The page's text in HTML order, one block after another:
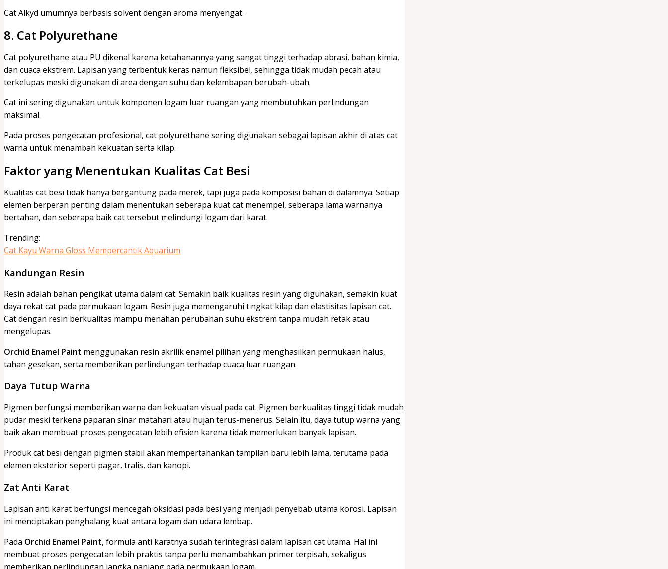
Cat Alkyd umumnya berbasis solvent dengan aroma menyengat.
8. Cat Polyurethane
Cat polyurethane atau PU dikenal karena ketahanannya yang sangat tinggi terhadap abrasi, bahan kimia,
dan cuaca ekstrem. Lapisan yang terbentuk keras namun fleksibel, sehingga tidak mudah pecah atau
terkelupas meski digunakan di area dengan suhu dan kelembapan berubah-ubah.
Cat ini sering digunakan untuk komponen logam luar ruangan yang membutuhkan perlindungan
maksimal.
Pada proses pengecatan profesional, cat polyurethane sering digunakan sebagai lapisan akhir di atas cat
warna untuk menambah kekuatan serta kilap.
Faktor yang Menentukan Kualitas Cat Besi
Kualitas cat besi tidak hanya bergantung pada merek, tapi juga pada komposisi bahan di dalamnya. Setiap
elemen berperan penting dalam menentukan seberapa kuat cat menempel, seberapa lama warnanya
bertahan, dan seberapa baik cat tersebut melindungi logam dari karat.
Trending:
Cat Kayu Warna Gloss Mempercantik Aquarium
Kandungan Resin
Resin adalah bahan pengikat utama dalam cat. Semakin baik kualitas resin yang digunakan, semakin kuat
daya rekat cat pada permukaan logam. Resin juga memengaruhi tingkat kilap dan elastisitas lapisan cat.
Cat dengan resin berkualitas mampu menahan perubahan suhu ekstrem tanpa mudah retak atau
mengelupas.
Orchid Enamel Paint menggunakan resin akrilik enamel pilihan yang menghasilkan permukaan halus,
tahan gesekan, serta memberikan perlindungan terhadap cuaca luar ruangan.
Daya Tutup Warna
Pigmen berfungsi memberikan warna dan kekuatan visual pada cat. Pigmen berkualitas tinggi tidak mudah
pudar meski terkena paparan sinar matahari atau hujan terus-menerus. Selain itu, daya tutup warna yang
baik akan membuat proses pengecatan lebih efisien karena tidak memerlukan banyak lapisan.
Produk cat besi dengan pigmen stabil akan mempertahankan tampilan baru lebih lama, terutama pada
elemen eksterior seperti pagar, tralis, dan kanopi.
Zat Anti Karat
Lapisan anti karat berfungsi mencegah oksidasi pada besi yang menjadi penyebab utama korosi. Lapisan
ini menciptakan penghalang kuat antara logam dan udara lembap.
Pada Orchid Enamel Paint, formula anti karatnya sudah terintegrasi dalam lapisan cat utama. Hal ini
membuat proses pengecatan lebih praktis tanpa perlu menambahkan primer terpisah, sekaligus
memberikan perlindungan jangka panjang pada permukaan logam.